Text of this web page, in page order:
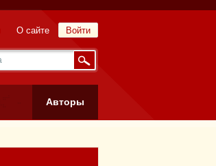
Войти
О сайте
Авторы